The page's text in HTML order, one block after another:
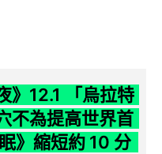
》12.1 「烏拉特
不為提高世界首
》縮短約 10 分